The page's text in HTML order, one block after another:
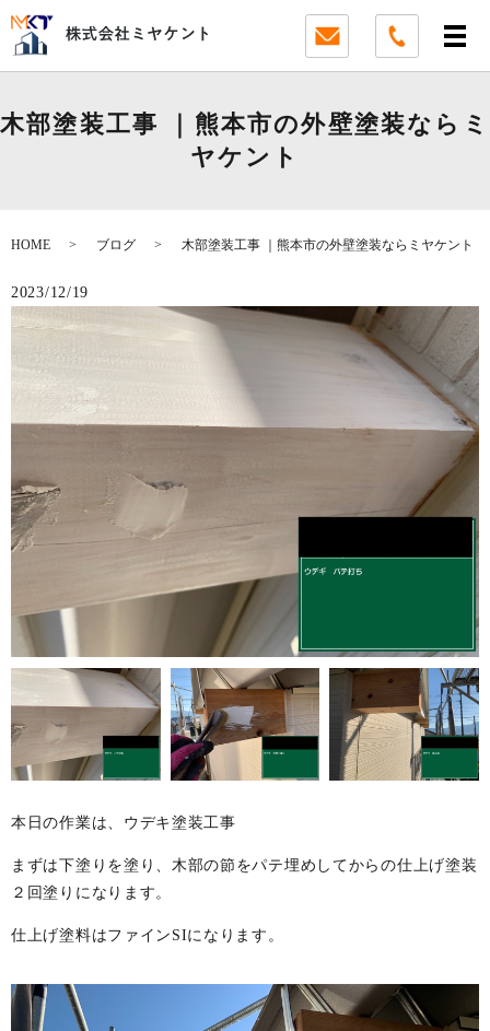
木部塗装工事 ｜熊本市の外壁塗装ならミ
ヤケント
HOME ブログ 木部塗装工事 ｜熊本市の外壁塗装ならミヤケント
2023/12/19
本日の作業は、ウデキ塗装工事
まずは下塗りを塗り、木部の節をパテ埋めしてからの仕上げ塗装
２回塗りになります。
仕上げ塗料はファインSIになります。